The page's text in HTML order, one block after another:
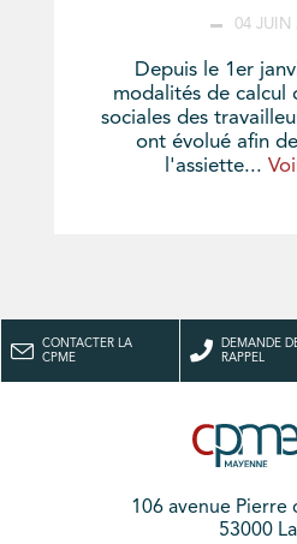
04 JUIN
Depuis le 1er
modalités de calcul
sociales des
ont évolué afin
l'assiette...
CONTACTER LA
CPME
DEMANDE
RAPPEL
106 avenue Pierre
53000